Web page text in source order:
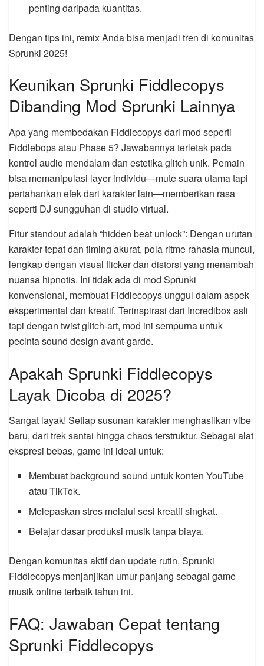
penting daripada kuantitas.
Dengan tips ini, remix Anda bisa menjadi tren di komunitas
Sprunki 2025!
Keunikan Sprunki Fiddlecopys
Dibanding Mod Sprunki Lainnya
Apa yang membedakan Fiddlecopys dari mod seperti
Fiddlebops atau Phase 5? Jawabannya terletak pada
kontrol audio mendalam dan estetika glitch unik. Pemain
bisa memanipulasi layer individu—mute suara utama tapi
pertahankan efek dari karakter lain—memberikan rasa
seperti DJ sungguhan di studio virtual.
Fitur standout adalah “hidden beat unlock”: Dengan urutan
karakter tepat dan timing akurat, pola ritme rahasia muncul,
lengkap dengan visual flicker dan distorsi yang menambah
nuansa hipnotis. Ini tidak ada di mod Sprunki
konvensional, membuat Fiddlecopys unggul dalam aspek
eksperimental dan kreatif. Terinspirasi dari Incredibox asli
tapi dengan twist glitch-art, mod ini sempurna untuk
pecinta sound design avant-garde.
Apakah Sprunki Fiddlecopys
Layak Dicoba di 2025?
Sangat layak! Setiap susunan karakter menghasilkan vibe
baru, dari trek santai hingga chaos terstruktur. Sebagai alat
ekspresi bebas, game ini ideal untuk:
Membuat background sound untuk konten YouTube
atau TikTok.
Melepaskan stres melalui sesi kreatif singkat.
Belajar dasar produksi musik tanpa biaya.
Dengan komunitas aktif dan update rutin, Sprunki
Fiddlecopys menjanjikan umur panjang sebagai game
musik online terbaik tahun ini.
FAQ: Jawaban Cepat tentang
Sprunki Fiddlecopys